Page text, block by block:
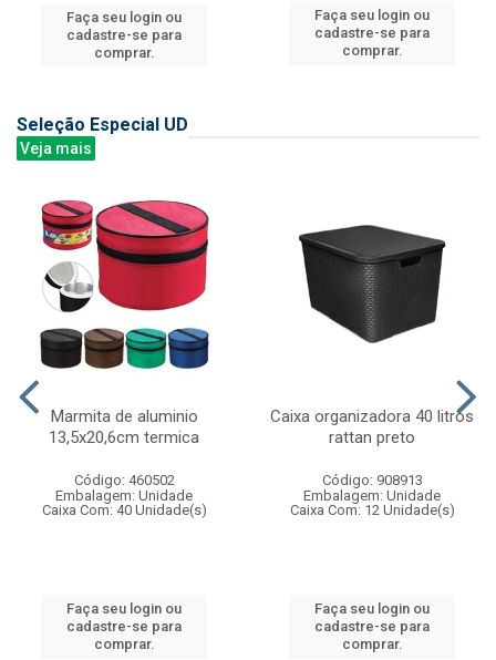
Faça seu login ou
cadastre-se para
comprar.
Faça seu login ou
cadastre-se para
comprar.
Seleção Especial UD
Veja mais
Marmita de aluminio
13,5x20,6cm termica
Código: 460502
Embalagem: Unidade
Caixa Com: 40 Unidade(s)
Faça seu login ou
cadastre-se para
comprar.
Caixa organizadora 40 litros
rattan preto
Código: 908913
Embalagem: Unidade
Caixa Com: 12 Unidade(s)
Faça seu login ou
cadastre-se para
comprar.